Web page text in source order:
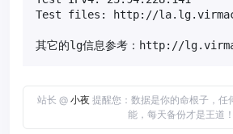
Test files: http://
其它的lg信息参考：http://
站长 @ 小夜 提醒您：数据是你的命根子，任
能，每天备份才是王道！